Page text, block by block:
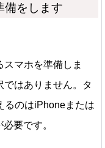
備をします
マホを準備しま
はありません。タ
るのはiPhoneまたは
要です。